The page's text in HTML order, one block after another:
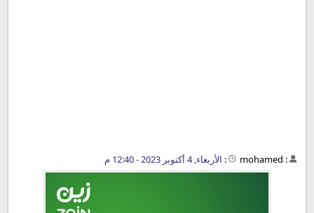
:
mohamed
: الأربعاء, 4 أكتوبر 2023 - 12:40 م